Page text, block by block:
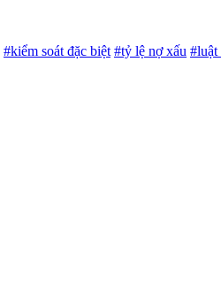
#kiểm soát đặc biệt #tỷ lệ nợ xấu #luật